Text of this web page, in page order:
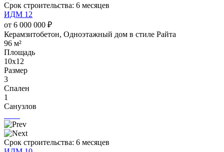
Срок строительства: 6 месяцев
ИДМ 12
от 6 000 000 ₽
Керамзитобетон, Одноэтажный дом в стиле Райта
96 м²
Площадь
10х12
Размер
3
Спален
1
Санузлов
Срок строительства: 6 месяцев